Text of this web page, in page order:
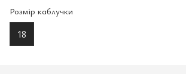
Розмір каблучки
18